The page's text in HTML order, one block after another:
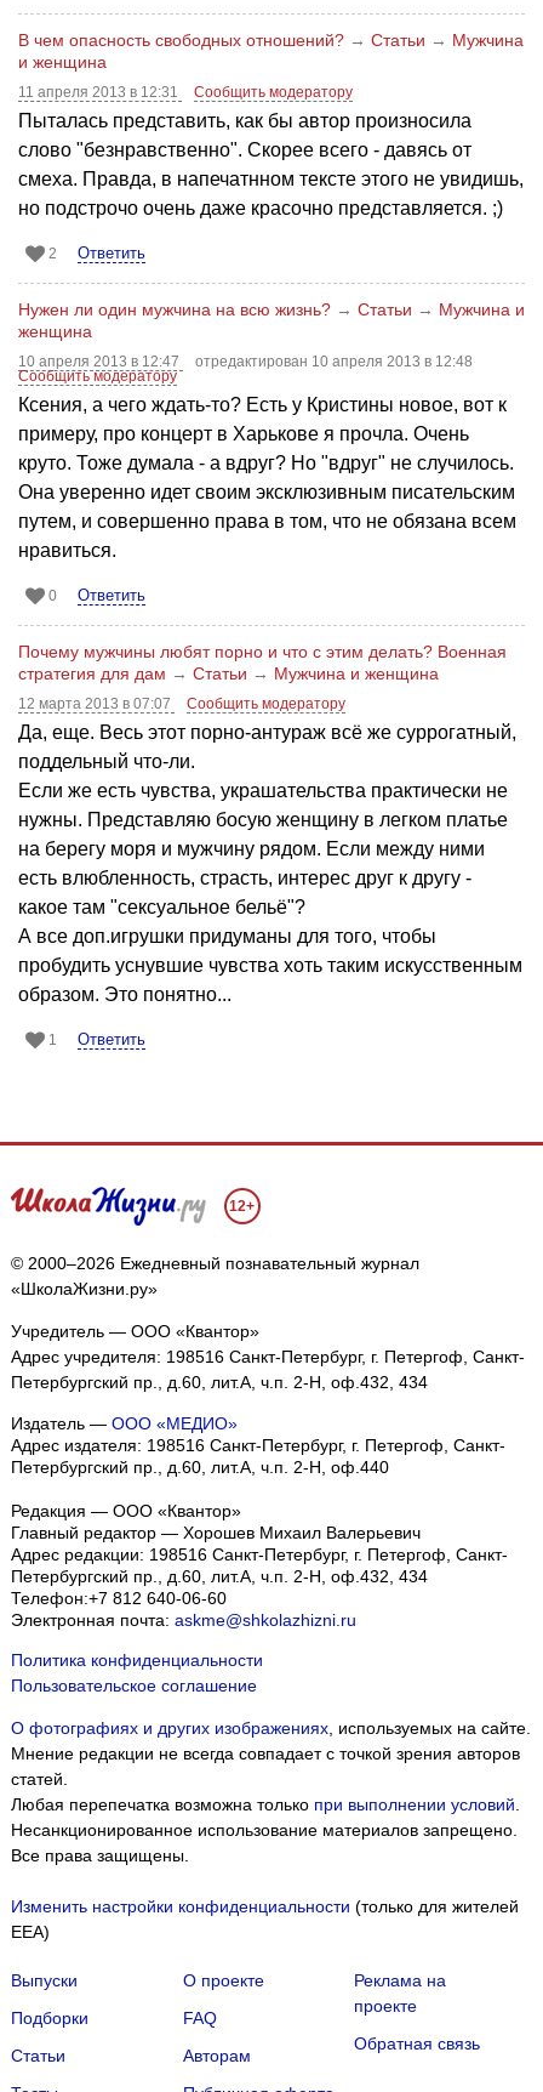
В чем опасность свободных отношений? → Статьи → Мужчина
и женщина
11 апреля 2013 в 12:31 Сообщить модератору
Пыталась представить, как бы автор произносила
слово "безнравственно". Скорее всего - давясь от
смеха. Правда, в напечатнном тексте этого не увидишь,
но подстрочо очень даже красочно представляется. ;)
2 Ответить
Нужен ли один мужчина на всю жизнь? → Статьи → Мужчина и
женщина
10 апреля 2013 в 12:47
отредактирован 10 апреля 2013 в 12:48
Сообщить модератору
Ксения, а чего ждать-то? Есть у Кристины новое, вот к
примеру, про концерт в Харькове я прочла. Очень
круто. Тоже думала - а вдруг? Но "вдруг" не случилось.
Она уверенно идет своим эксклюзивным писательским
путем, и совершенно права в том, что не обязана всем
нравиться.
0 Ответить
Почему мужчины любят порно и что с этим делать? Военная
стратегия для дам → Статьи → Мужчина и женщина
12 марта 2013 в 07:07 Сообщить модератору
Да, еще. Весь этот порно-антураж всё же суррогатный,
поддельный что-ли.
Если же есть чувства, украшательства практически не
нужны. Представляю босую женщину в легком платье
на берегу моря и мужчину рядом. Если между ними
есть влюбленность, страсть, интерес друг к другу -
какое там "сексуальное бельё"?
А все доп.игрушки придуманы для того, чтобы
пробудить уснувшие чувства хоть таким искусственным
образом. Это понятно...
1 Ответить
12+
© 2000–2026 Ежедневный познавательный журнал
«ШколаЖизни.ру»
Учредитель — ООО «Квантор»
Адрес учредителя: 198516 Санкт-Петербург, г. Петергоф, Санкт-
Петербургский пр., д.60, лит.А, ч.п. 2-Н, оф.432, 434
Издатель — ООО «МЕДИО»
Адрес издателя: 198516 Санкт-Петербург, г. Петергоф, Санкт-
Петербургский пр., д.60, лит.А, ч.п. 2-Н, оф.440
Редакция — ООО «Квантор»
Главный редактор — Хорошев Михаил Валерьевич
Адрес редакции: 198516 Санкт-Петербург, г. Петергоф Санкт-
Петербургский пр., д.60, лит.А, ч.п. 2-Н, оф.432, 434
Телефон:+7 812 640-06-60
Электронная почта: askme@shkolazhizni.ru
Политика конфиденциальности
Пользовательское соглашение
О фотографиях и других изображениях, используемых на сайте.
Мнение редакции не всегда совпадает с точкой зрения авторов
статей.
Любая перепечатка возможна только при выполнении условий
Несанкционированное использование материалов запрещено.
Все права защищены.
Изменить настройки конфиденциальности (только для жителей
EEA)
Выпуски
Подборки
Статьи
О проекте
FAQ
Авторам
Реклама на
проекте
Обратная связь